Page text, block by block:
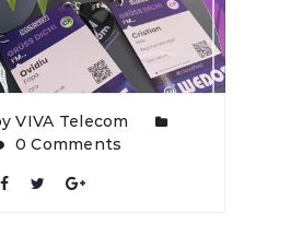
VIVA Telecom
0 Comments